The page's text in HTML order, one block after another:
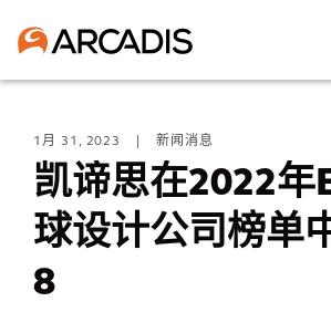
1月 31, 2023 新闻消息
凯谛思在2022年
球设计公司榜单
8